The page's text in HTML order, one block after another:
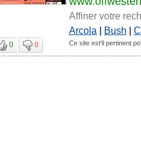
Affiner votre
Arcola | Bush |
0 0 Ce site est'il pertinent